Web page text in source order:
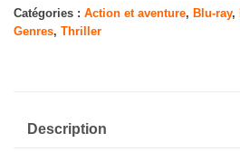
&
Furious
Movie
Catégories : Action et aventure, Blu-ray,
Genres, Thriller
Description